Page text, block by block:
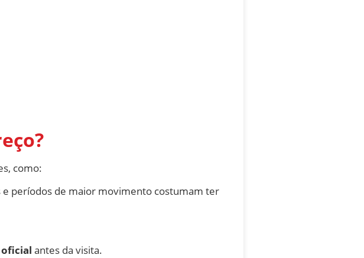
como:
e períodos de maior movimento costumam ter
antes da visita.